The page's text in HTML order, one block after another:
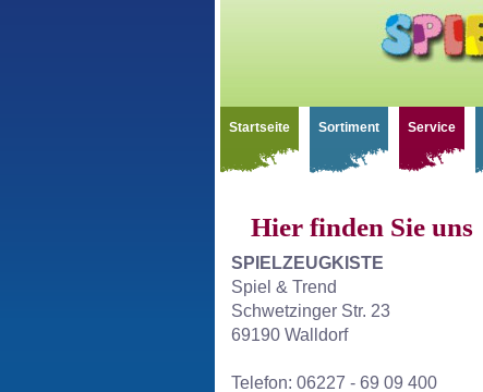
Startseite Sortiment Service
Hier finden Sie uns
SPIELZEUGKISTE
Spiel & Trend
Schwetzinger Str. 23
69190 Walldorf
Telefon: 06227 - 69 09 400